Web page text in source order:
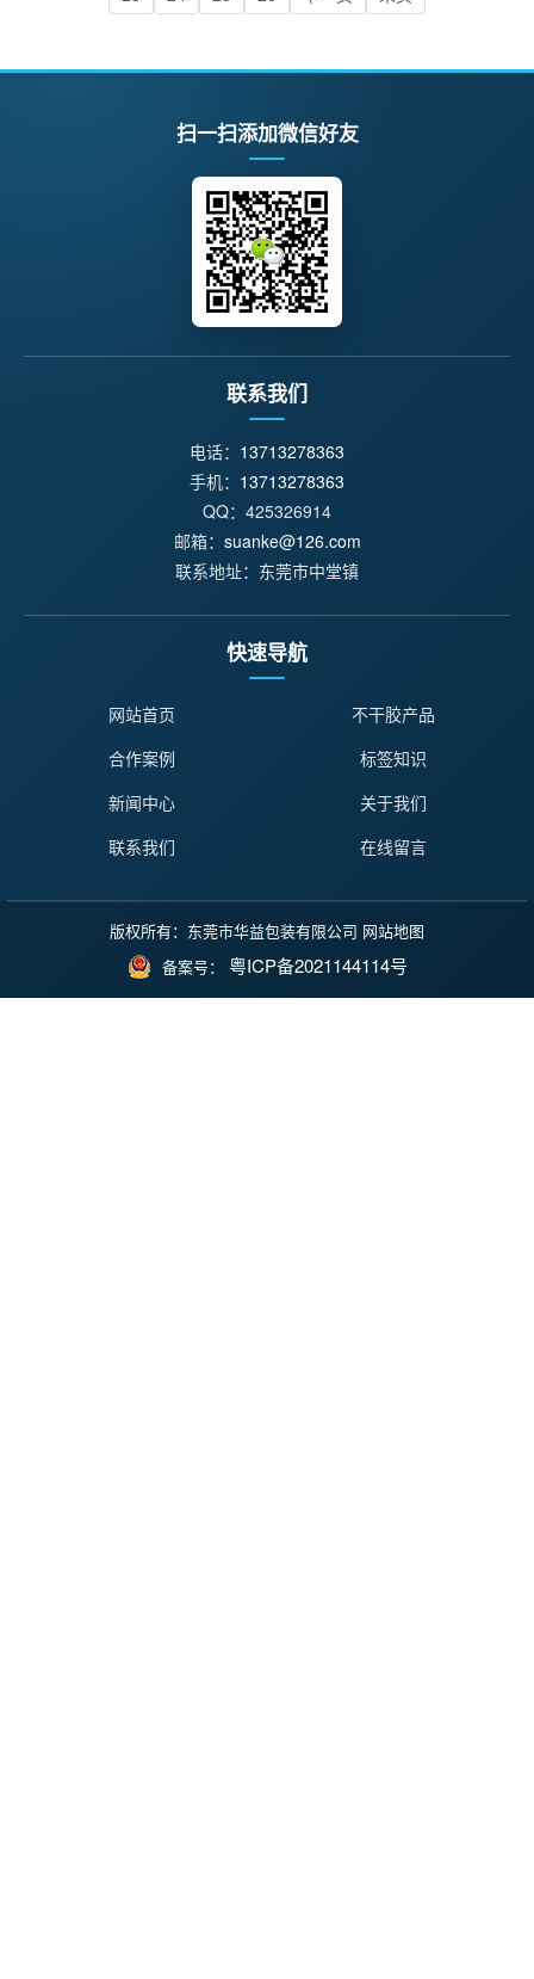
扫一扫添加微信好友
联系我们
电话： 13713278363
手机： 13713278363
QQ：425326914
邮箱： suanke@126.com
联系地址：东莞市中堂镇
快速导航
网站首页
不干胶产品
合作案例
标签知识
新闻中心
关于我们
联系我们
在线留言
版权所有：东莞市华益包装有限公司 网站地图
备案号： 粤ICP备2021144114号